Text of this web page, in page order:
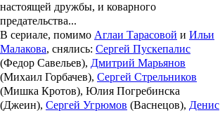
настоящей дружбы, и коварного
предательства...
В сериале, помимо Аглаи Тарасовой и Ильи
Малакова, снялись: Сергей Пускепалис
(Федор Савельев), Дмитрий Марьянов
(Михаил Горбачев), Сергей Стрельников
(Мишка Кротов), Юлия Погребинска
(Джеин), Сергей Угрюмов (Васнецов), Денис